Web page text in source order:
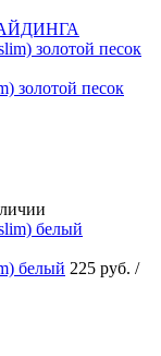
золотой песок
белый 225 руб. /